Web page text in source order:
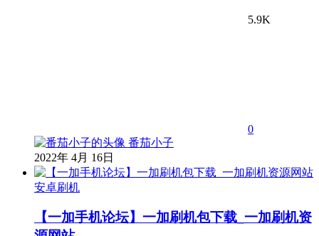
5.9K
0
番茄小子
2022年 4月 16日
安卓刷机
【一加手机论坛】一加刷机包下载_一加刷机资